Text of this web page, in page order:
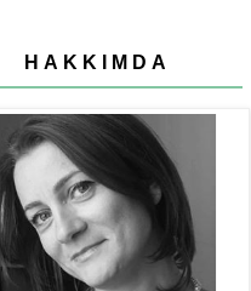
HAKKIMDA